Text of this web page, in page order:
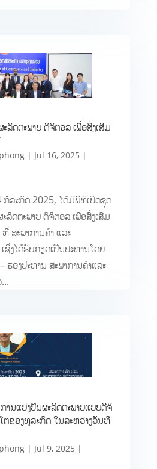
ດຕະພາບ ດິຈິຕອລ ເພື່ອສົ່ງເສີມ
| Jul 16, 2025 |
ກໍລະກົດ 2025, ໄດ້ມີພິທີເປີດຊຸດ
ດຕະພາບ ດິຈິຕອລ ເພື່ອສົ່ງເສີມ
ສະພາການຄ້າ ແລະ
ຊິ່ງໄດ້ຮັບກຽດເປັນປະທານໂດຍ
ຮອງປະທານ ສະພາການຄ້າແລະ
ນແບ່ງປັນຜະລິດຕະພາບແບບດີຈິ
ຕຂອງທຸລະກິດ ໃນລະຫວ່າງວັນທີ
| Jul 9, 2025 |